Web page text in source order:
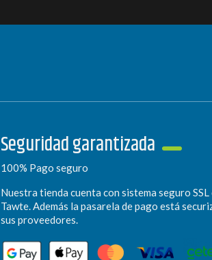
Seguridad garantizada
100% Pago seguro
Nuestra tienda cuenta con sistema seguro
Tawte. Además la pasarela de pago está
sus proveedores.